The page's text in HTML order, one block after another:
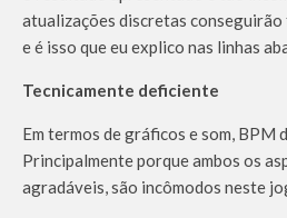
atualizações discretas
e é isso que eu explico nas linhas
Tecnicamente deficiente
Em termos de gráficos e som, BPM
Principalmente porque ambos os
agradáveis, são incômodos neste